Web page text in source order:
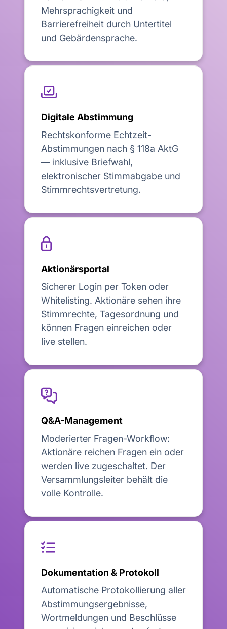
Mehrsprachigkeit und
Barrierefreiheit durch Untertitel
und Gebärdensprache.

Digitale Abstimmung
Rechtskonforme Echtzeit-
Abstimmungen nach § 118a AktG
— inklusive Briefwahl,
elektronischer Stimmabgabe und
Stimmrechtsvertretung.

Aktionärsportal
Sicherer Login per Token oder
Whitelisting. Aktionäre sehen ihre
Stimmrechte, Tagesordnung und
können Fragen einreichen oder
live stellen.

Q&A-Management
Moderierter Fragen-Workflow:
Aktionäre reichen Fragen ein oder
werden live zugeschaltet. Der
Versammlungsleiter behält die
volle Kontrolle.

Dokumentation & Protokoll
Automatische Protokollierung aller
Abstimmungsergebnisse,
Wortmeldungen und Beschlüsse